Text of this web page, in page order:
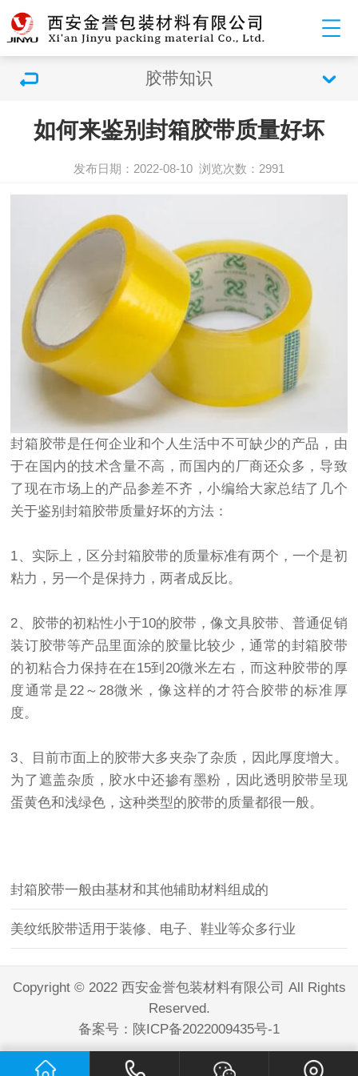
胶带知识
如何来鉴别封箱胶带质量好坏
发布日期：2022-08-10 浏览次数：2991
封箱胶带是任何企业和个人生活中不可缺少的产品，由
于在国内的技术含量不高，而国内的厂商还众多，导致
了现在市场上的产品参差不齐，小编给大家总结了几个
关于鉴别封箱胶带质量好坏的方法：
1、实际上，区分封箱胶带的质量标准有两个，一个是初
粘力，另一个是保持力，两者成反比。
2、胶带的初粘性小于10的胶带，像文具胶带、普通促销
装订胶带等产品里面涂的胶量比较少，通常的封箱胶带
的初粘合力保持在在15到20微米左右，而这种胶带的厚
度通常是22～28微米，像这样的才符合胶带的标准厚
度。
3、目前市面上的胶带大多夹杂了杂质，因此厚度增大。
为了遮盖杂质，胶水中还掺有墨粉，因此透明胶带呈现
蛋黄色和浅绿色，这种类型的胶带的质量都很一般。
封箱胶带一般由基材和其他辅助材料组成的
美纹纸胶带适用于装修、电子、鞋业等众多行业
Copyright © 2022 西安金誉包装材料有限公司 All Rights
Reserved.
备案号： 陕ICP备2022009435号-1